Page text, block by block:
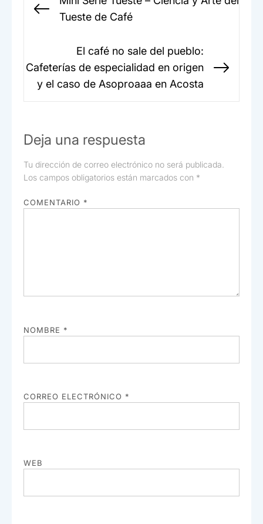
o
p
de
EntradaTueste de Café
El café no sale del pueblo:
Cafeterías de especialidad en origen
y el caso de Asoproaaa en Acosta
Deja una respuesta
Tu dirección de correo electrónico no será publicada.
Los campos obligatorios están marcados con *
COMENTARIO *
NOMBRE *
CORREO ELECTRÓNICO *
WEB